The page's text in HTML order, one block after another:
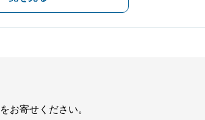
お寄せください。